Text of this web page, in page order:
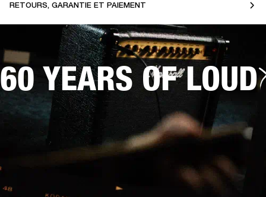
RETOURS, GARANTIE ET PAIEMENT
60 YEARS OF LOUD